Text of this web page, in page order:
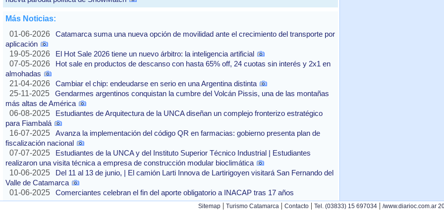
Más Noticias:
01-06-2026
Catamarca suma una nueva opción de movilidad ante el crecimiento del transporte por
aplicación
19-05-2026
El Hot Sale 2026 tiene un nuevo árbitro: la inteligencia artificial
07-05-2026
Hot sale en productos de descanso con hasta 65% off, 24 cuotas sin interés y 2x1 en
almohadas
21-04-2026
Cambiar el chip: endeudarse en serio en una Argentina distinta
25-11-2025
Gendarmes argentinos conquistan la cumbre del Volcán Pissis, una de las montañas
más altas de América
06-08-2025
Estudiantes de Arquitectura de la UNCA diseñan un complejo fronterizo estratégico
para Fiambalá
16-07-2025
Avanza la implementación del código QR en farmacias: gobierno presenta plan de
fiscalización nacional
07-07-2025
Estudiantes de la UNCA y del Instituto Superior Técnico Industrial | Estudiantes
realizaron una visita técnica a empresa de construcción modular bioclimática
10-06-2025
Del 11 al 13 de junio, | El camión Larti Innova de Lartirigoyen visitará San Fernando del
Valle de Catamarca
01-06-2025
Comerciantes celebran el fin del aporte obligatorio a INACAP tras 17 años
Sitemap | Turismo Catamarca | Contacto | Tel. (03833) 15 697034 | /www.diarioc.com.ar